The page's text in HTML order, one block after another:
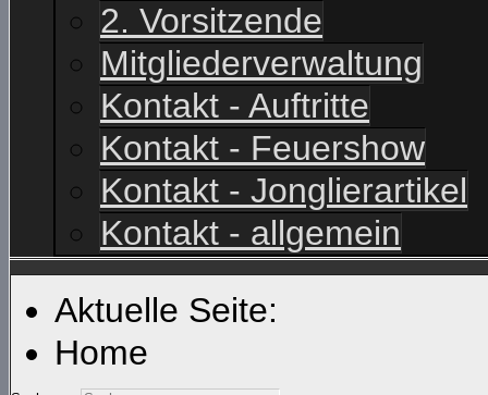
2. Vorsitzende
Mitgliederverwaltung
Kontakt - Auftritte
Kontakt - Feuershow
Kontakt - Jonglierartikel
Kontakt - allgemein
Aktuelle Seite:
Home